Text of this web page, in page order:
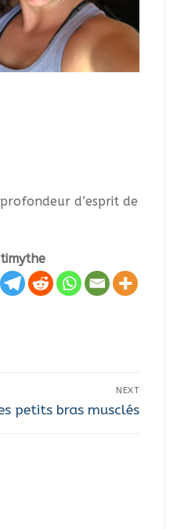
d’esprit de
NEXT
petits bras musclés